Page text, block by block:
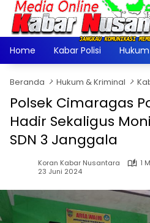
Langsung
konten
Home
Kabar Polisi
Beranda Hukum & Kriminal
Polsek Cimaragas
Hadir Sekaligus
SDN 3 Janggala
Koran Kabar Nusantara
1
23 Juni 2024